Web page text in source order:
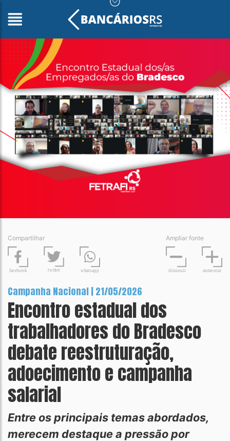
Compartilhar
facebook twitter whatsapp
Ampliar fonte
diminuir aumentar
Campanha Nacional | 21/05/2026
Encontro estadual dos
trabalhadores do Bradesco
debate reestruturação,
adoecimento e campanha
salarial
Entre os principais temas abordados,
merecem destaque a pressão por